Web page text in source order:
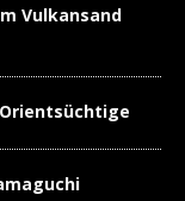
Vulkansand